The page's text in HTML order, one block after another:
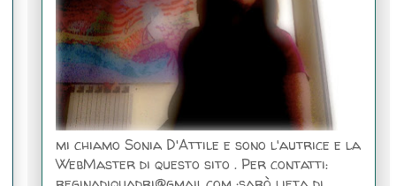
mi chiamo Sonia D'Attile e sono l'autrice e la
WebMaster di questo sito . Per contatti: